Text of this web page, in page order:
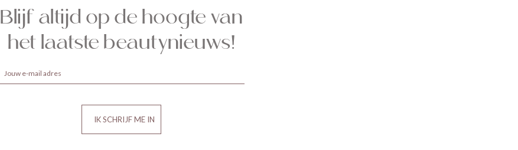
Blijf altijd op de hoogte van
het laatste beautynieuws!